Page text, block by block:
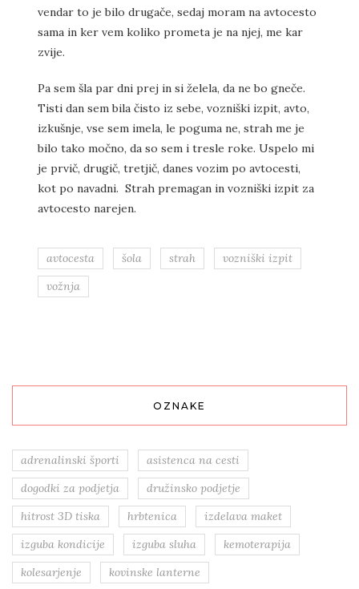
vendar to je bilo drugače, sedaj moram na avtocesto
sama in ker vem koliko prometa je na njej, me kar
zvije.
Pa sem šla par dni prej in si želela, da ne bo gneče.
Tisti dan sem bila čisto iz sebe, vozniški izpit, avto,
izkušnje, vse sem imela, le poguma ne, strah me je
bilo tako močno, da so sem i tresle roke. Uspelo mi
je prvič, drugič, tretjič, danes vozim po avtocesti,
kot po navadni. Strah premagan in vozniški izpit za
avtocesto narejen.
avtocesta šola strah
vozniški izpit
vožnja
OZNAKE
adrenalinski športi
asistenca na cesti
dogodki za podjetja
družinsko podjetje
hitrost 3D tiska
hrbtenica
izdelava maket
izguba kondicije
izguba sluha
kemoterapija
kolesarjenje
kovinske lanterne